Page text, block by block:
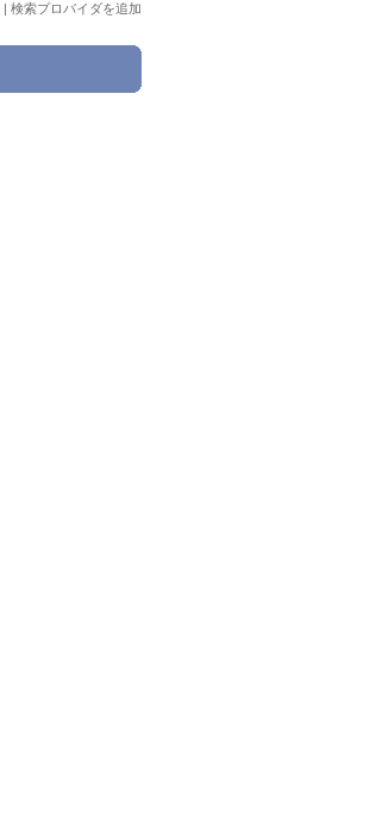
| 検索プロバイダを追加